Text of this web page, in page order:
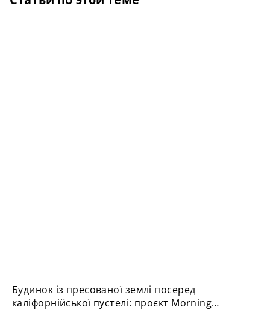
Будинок із пресованої землі посеред
каліфорнійської пустелі: проєкт Morning